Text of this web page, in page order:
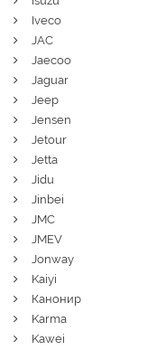
Iveco
JAC
Jaecoo
Jaguar
Jeep
Jensen
Jetour
Jetta
Jidu
Jinbei
JMC
JMEV
Jonway
Kaiyi
Канонир
Karma
Kawei